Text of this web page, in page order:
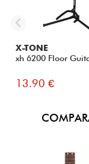
X-TONE
xh 6200 Floor
13.90 €